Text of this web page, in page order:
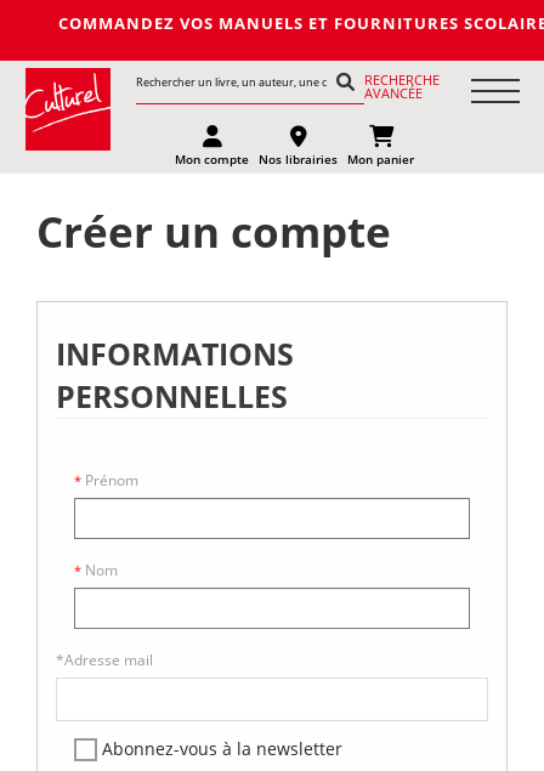
COMMANDEZ VOS MANUELS ET FOURNITURES
RECHERCHE
AVANCÉE
Mon compte Nos librairies Mon panier
Créer un compte
INFORMATIONS
PERSONNELLES
* Prénom
* Nom
*Adresse mail
Abonnez-vous à la newsletter